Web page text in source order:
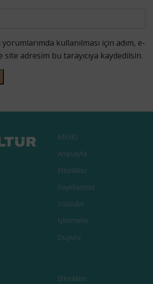
kullanılması için adım, e-
site adresim bu tarayıcıya kaydedilsin.
MENÜ
Anasayfa
Etkinlikler
Yayınlarımız
Youtube
İşletmeler
Duyuru
Etkinlikler